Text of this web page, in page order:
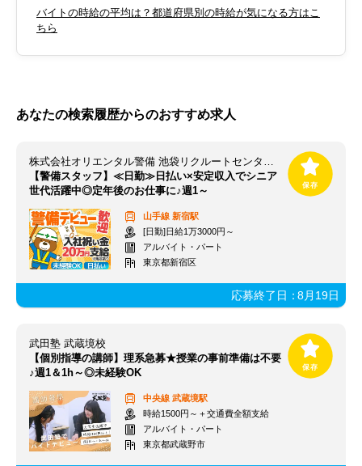
バイトの時給の平均は？都道府県別の時給が気になる方はこ
ちら
あなたの検索履歴からのおすすめ求人
株式会社オリエンタル警備 池袋リクルートセンター（勤務地：新宿エリア）
【警備スタッフ】≪日勤≫日払い×安定収入でシニア
世代活躍中◎定年後のお仕事に♪週1～
山手線 新宿駅
[日勤]日給1万3000円～
アルバイト・パート
東京都新宿区
応募終了日：8月19日
武田塾 武蔵境校
【個別指導の講師】理系急募★授業の事前準備は不要
♪週1＆1h～◎未経験OK
中央線 武蔵境駅
時給1500円～＋交通費全額支給
アルバイト・パート
東京都武蔵野市